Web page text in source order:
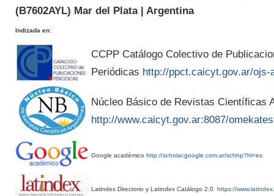
(B7602AYL) Mar del Plata | Argentina
Indizada en:
CCPP Catálogo Colectivo de
Periódicas http://ppct.caicyt.gov.ar/ojs-
Núcleo Básico de Revistas Científicas
http://www.caicyt.gov.ar:8087/
Google académico http://scholar.google.com.ar/schhp?hl=es
Latindex Directorio y Latindex Catálogo 2.0 https://